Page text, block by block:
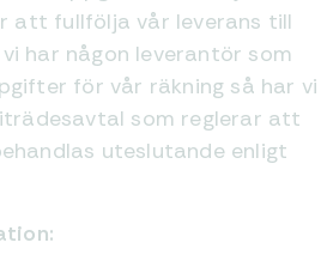
att fullfölja vår leverans till
har någon leverantör som
för vår räkning så har vi
som reglerar att
uteslutande enligt